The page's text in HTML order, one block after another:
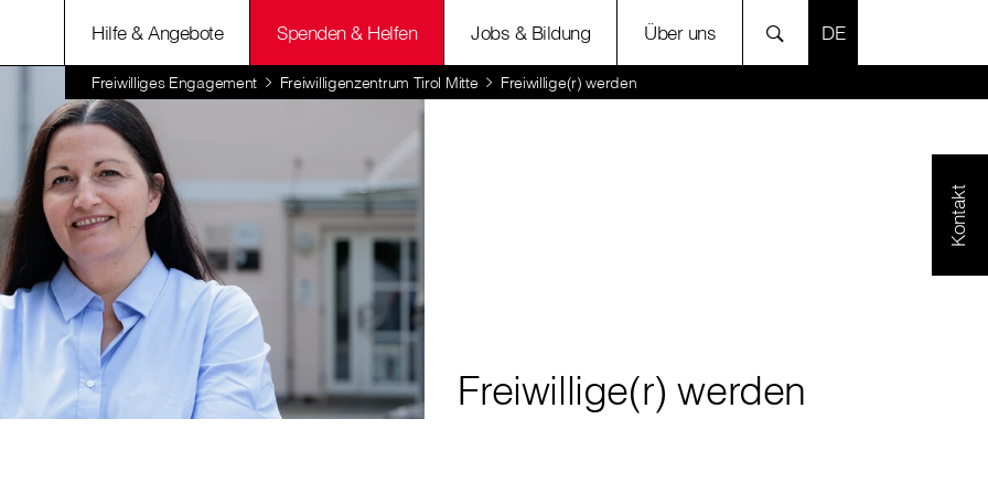
Hilfe & Angebote Spenden & Helfen Jobs & Bildung Über uns SPRACHE
Freiwilliges Engagement Freiwilligenzentrum Tirol Mitte Freiwillige(r) werden
Kontakt
Freiwillige(r) werden